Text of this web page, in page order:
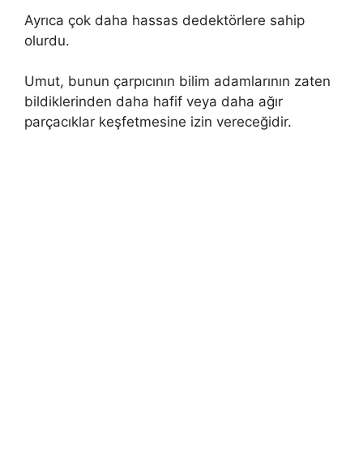
Ayrıca çok daha hassas dedektörlere sahip
olurdu.
Umut, bunun çarpıcının bilim adamlarının zaten
bildiklerinden daha hafif veya daha ağır
parçacıklar keşfetmesine izin vereceğidir.